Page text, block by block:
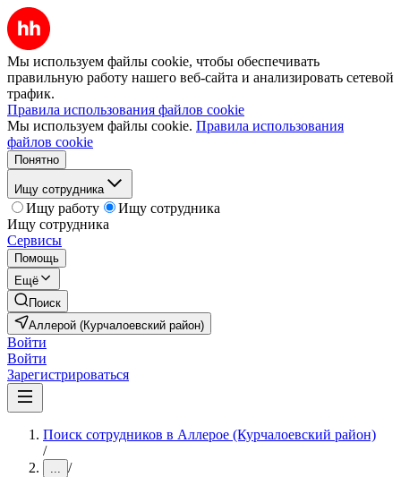
Мы используем файлы cookie, чтобы обеспечивать
правильную работу нашего веб-сайта и анализировать сетевой
трафик.
Правила использования файлов cookie
Мы используем файлы cookie. Правила использования
файлов cookie
Понятно
Ищу сотрудника
Ищу работу
Ищу сотрудника
Ищу сотрудника
Сервисы
Помощь
Ещё
Поиск
Аллерой (Курчалоевский район)
Войти
Войти
Зарегистрироваться
Поиск сотрудников в Аллерое (Курчалоевский район)
/
... /